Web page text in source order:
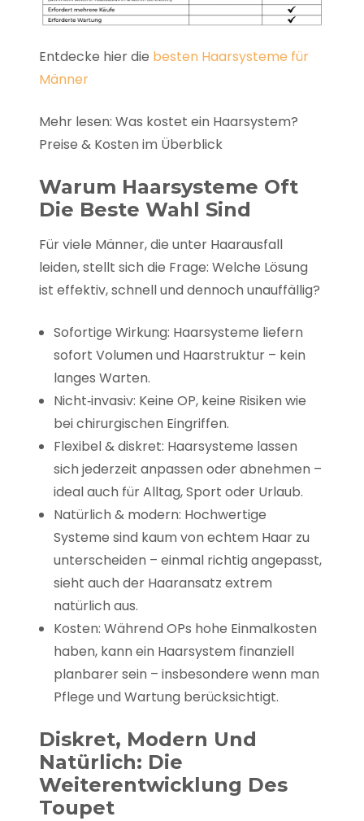
Entdecke hier die besten Haarsysteme für
Männer
Mehr lesen: Was kostet ein Haarsystem?
Preise & Kosten im Überblick
Warum Haarsysteme Oft
Die Beste Wahl Sind
Für viele Männer, die unter Haarausfall
leiden, stellt sich die Frage: Welche Lösung
ist effektiv, schnell und dennoch unauffällig?
Sofortige Wirkung: Haarsysteme liefern
sofort Volumen und Haarstruktur – kein
langes Warten.
Nicht‑invasiv: Keine OP, keine Risiken wie
bei chirurgischen Eingriffen.
Flexibel & diskret: Haarsysteme lassen
sich jederzeit anpassen oder abnehmen –
ideal auch für Alltag, Sport oder Urlaub.
Natürlich & modern: Hochwertige
Systeme sind kaum von echtem Haar zu
unterscheiden – einmal richtig angepasst,
sieht auch der Haaransatz extrem
natürlich aus.
Kosten: Während OPs hohe Einmalkosten
haben, kann ein Haarsystem finanziell
planbarer sein – insbesondere wenn man
Pflege und Wartung berücksichtigt.
Diskret, Modern Und
Natürlich: Die
Weiterentwicklung Des
Toupet